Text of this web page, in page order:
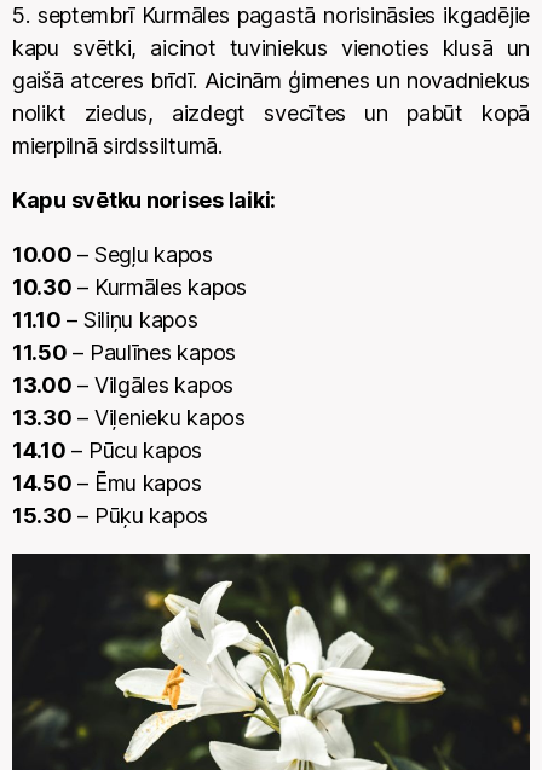
5. septembrī Kurmāles pagastā norisināsies ikgadējie
kapu svētki, aicinot tuviniekus vienoties klusā un
gaišā atceres brīdī. Aicinām ģimenes un novadniekus
nolikt ziedus, aizdegt svecītes un pabūt kopā
mierpilnā sirdssiltumā.
Kapu svētku norises laiki:
10.00 – Segļu kapos
10.30 – Kurmāles kapos
11.10 – Siliņu kapos
11.50 – Paulīnes kapos
13.00 – Vilgāles kapos
13.30 – Viļenieku kapos
14.10 – Pūcu kapos
14.50 – Ēmu kapos
15.30 – Pūķu kapos